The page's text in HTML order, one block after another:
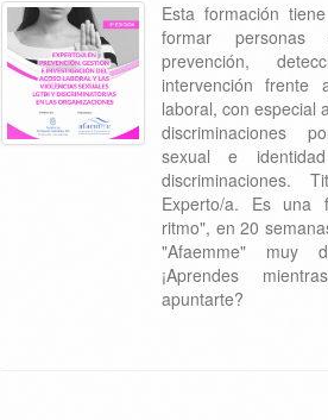
Esta formación
formar personas
prevención,
intervención frente
laboral, con especial
discriminaciones
sexual e
discriminaciones.
Experto/a. Es una
ritmo", en 20
"Afaemme" muy
¡Aprendes
apuntarte?